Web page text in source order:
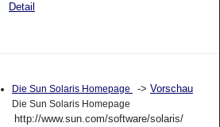
Detail
Die Sun Solaris Homepage -> Vorschau
Die Sun Solaris Homepage
http://www.sun.com/software/solaris/